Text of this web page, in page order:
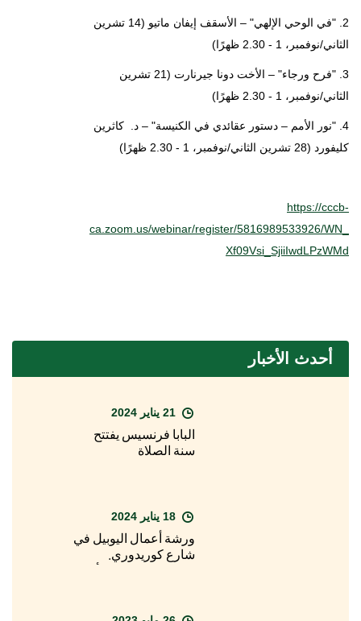
2. "في الوحي الإلهي" – الأسقف إيفان ماتيو (14 تشرين
الثاني/نوفمبر، 1 - 2.30 ظهرًا)
3. "فرح ورجاء" – الأخت دونا جيرنارت (21 تشرين
الثاني/نوفمبر، 1 - 2.30 ظهرًا)
4. "نور الأمم – دستور عقائدي في الكنيسة" – د. كاثرين
كليفورد (28 تشرين الثاني/نوفمبر، 1 - 2.30 ظهرًا)
https://cccb-
ca.zoom.us/webinar/register/5816989533926/WN_
Xf09Vsi_SjiiIwdLPzWMd
أحدث الأخبار
البابا فرنسيس يفتتح
سنة الصلاة
ورشة أعمال اليوبيل في
شارع كوريدوري.
فيسيكيلا: "قريبًا يبدأ